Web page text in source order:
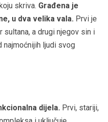
skriva. Građena je
u dva velika vala. Prvi je
a drugi njegov sin i
najmoćnijih ljudi svog
dijela. Prvi, stariji,